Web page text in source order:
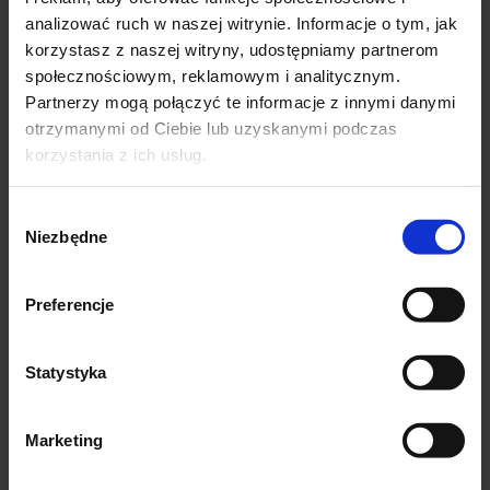
analizować ruch w naszej witrynie. Informacje o tym, jak
korzystasz z naszej witryny, udostępniamy partnerom
społecznościowym, reklamowym i analitycznym.
Partnerzy mogą połączyć te informacje z innymi danymi
otrzymanymi od Ciebie lub uzyskanymi podczas
korzystania z ich usług.
zgody
Niezbędne
Preferencje
Statystyka
Marketing
Podobne produkty
-25% -29%